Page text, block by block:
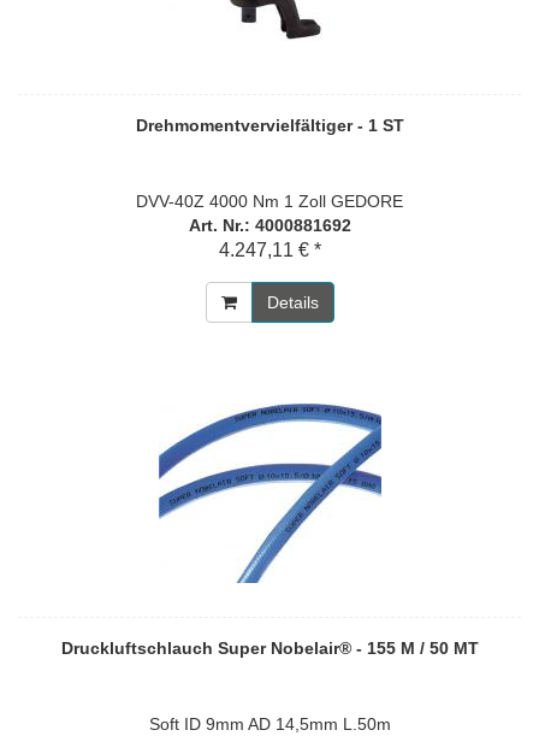
Drehmomentvervielfältiger - 1 ST
DVV-40Z 4000 Nm 1 Zoll GEDORE
Art. Nr.: 4000881692
4.247,11 € *
Details
Druckluftschlauch Super Nobelair® - 155 M / 50 MT
Soft ID 9mm AD 14,5mm L.50m